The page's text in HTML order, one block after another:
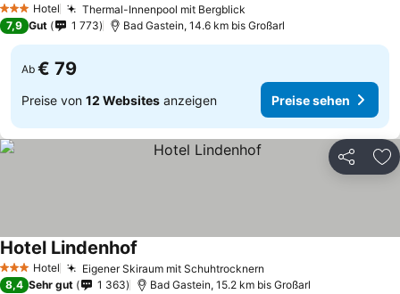
3 SterneHotel Thermal-Innenpool mit Bergblick
7,9 Gut 1 773 Bad Gastein, 14.6 km bis Großarl
Ab € 79
Preise von 12 Websites anzeigen Preise sehen
Teilen
3 SterneHotel Eigener Skiraum mit Schuhtrocknern
Hotel Lindenhof
8,4 Sehr gut 1 363 Bad Gastein, 15.2 km bis Großarl